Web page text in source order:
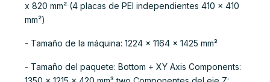
x 820 mm² (4 placas de PEI independientes 410 x 410
mm²)
- Tamaño de la máquina: 1224 x 1164 x 1425 mm³
- Tamaño del paquete: Bottom + XY Axis Components: